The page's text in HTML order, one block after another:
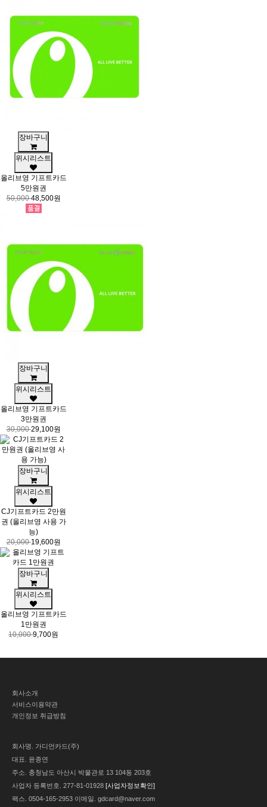
장바구니
위시리스트
올리브영 기프트카드
5만원권
50,00048,500원
장바구니
위시리스트
올리브영 기프트카드
3만원권
30,00029,100원
장바구니
위시리스트
CJ기프트카드 2만원
권 (올리브영 사용 가
능)
20,00019,600원
장바구니
위시리스트
올리브영 기프트카드
1만원권
10,0009,700원
회사소개
서비스이용약관
개인정보 취급방침
회사명.
가디언카드(주)
대표.
윤종연
주소.
충청남도 아산시 박물관로 13 104동 203호
사업자 등록번호. 277-81-01928 [사업자정보확인]
팩스. 0504-165-2953 이메일. gdcard@naver.com